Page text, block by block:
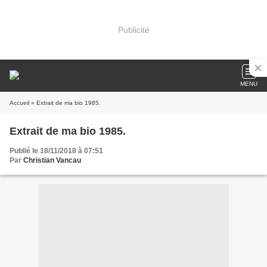
Publicité
MENU
Accueil » Extrait de ma bio 1985.
Extrait de ma bio 1985.
Publié le 18/11/2018 à 07:51
Par Christian Vancau